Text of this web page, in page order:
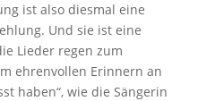
ist also diesmal eine
Und sie ist eine
Lieder regen zum
ehrenvollen Erinnern an
haben“, wie die Sängerin